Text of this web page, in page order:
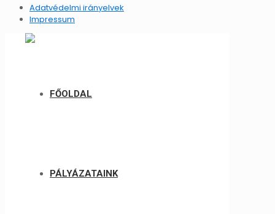
Adatvédelmi irányelvek
Impressum
FŐOLDAL
PÁLYÁZATAINK